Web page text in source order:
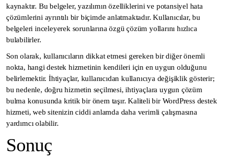
kaynaktır. Bu belgeler, yazılımın özelliklerini ve potansiyel hata
çözümlerini ayrıntılı bir biçimde anlatmaktadır. Kullanıcılar, bu
belgeleri inceleyerek sorunlarına özgü çözüm yollarını hızlıca
bulabilirler.
Son olarak, kullanıcıların dikkat etmesi gereken bir diğer önemli
nokta, hangi destek hizmetinin kendileri için en uygun olduğunu
belirlemektir. İhtiyaçlar, kullanıcıdan kullanıcıya değişiklik gösterir;
bu nedenle, doğru hizmetin seçilmesi, ihtiyaçlara uygun çözüm
bulma konusunda kritik bir önem taşır. Kaliteli bir WordPress destek
hizmeti, web sitenizin ciddi anlamda daha verimli çalışmasına
yardımcı olabilir.
Sonuç